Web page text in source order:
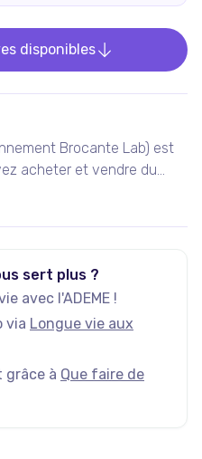
disponibles
Brocante Lab) est
acheter et vendre du
de seconde main,
sert plus ?
avec l'ADEME !
via Longue vie aux
à Que faire de